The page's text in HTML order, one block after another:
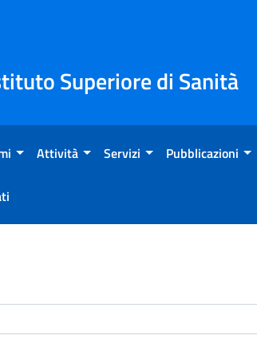
Superiore di Sanità
Attività Servizi Pubblicazioni
- Eventi